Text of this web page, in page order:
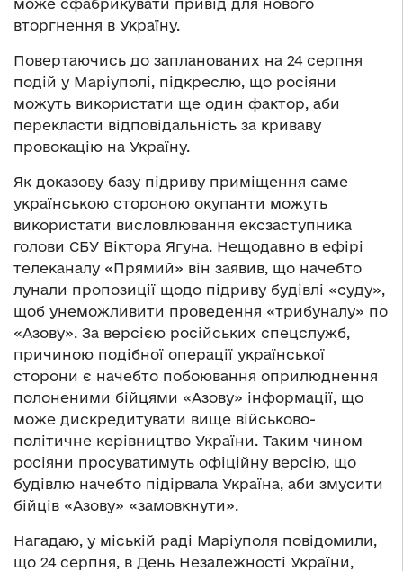
може сфабрикувати привід для нового
вторгнення в Україну.
Повертаючись до запланованих на 24 серпня
подій у Маріуполі, підкреслю, що росіяни
можуть використати ще один фактор, аби
перекласти відповідальність за криваву
провокацію на Україну.
Як доказову базу підриву приміщення саме
українською стороною окупанти можуть
використати висловлювання ексзаступника
голови СБУ Віктора Ягуна. Нещодавно в ефірі
телеканалу «Прямий» він заявив, що начебто
лунали пропозиції щодо підриву будівлі «суду»,
щоб унеможливити проведення «трибуналу» по
«Азову». За версією російських спецслужб,
причиною подібної операції української
сторони є начебто побоювання оприлюднення
полоненими бійцями «Азову» інформації, що
може дискредитувати вище військово-
політичне керівництво України. Таким чином
росіяни просуватимуть офіційну версію, що
будівлю начебто підірвала Україна, аби змусити
бійців «Азову» «замовкнути».
Нагадаю, у міській раді Маріуполя повідомили,
що 24 серпня, в День Незалежності України,